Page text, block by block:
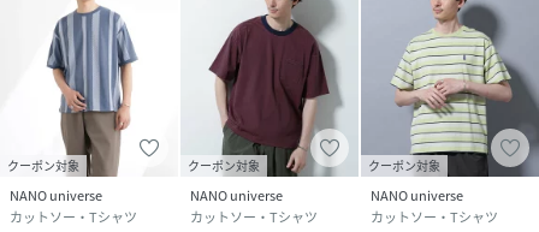
model: H177 B83 W66 H90 着用サイズ: LARGE
性別タイプ メンズ
原産国 中国製
素材
レーヨン57%,ナイロン21%,ポリエステル15%,
ポリウレタン7%
クーポン対象
NANO universe
カットソー・Tシャツ
クーポン対象
NANO universe
カットソー・Tシャツ
クーポン対象
NANO universe
カットソー・Tシャツ